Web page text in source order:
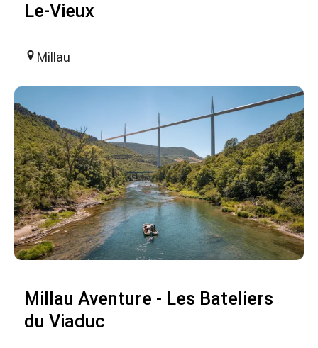
Le-Vieux
Millau
Millau Aventure - Les Bateliers
du Viaduc